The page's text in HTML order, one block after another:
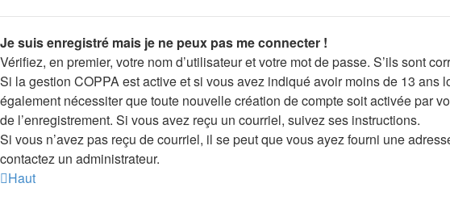
Je suis enregistré mais je ne peux pas me connecter !
Vérifiez, en premier, votre nom d’utilisateur et votre mot de passe. S’ils sont
Si la gestion COPPA est active et si vous avez indiqué avoir moins de 13
également nécessiter que toute nouvelle création de compte soit activée par
de l’enregistrement. Si vous avez reçu un courriel, suivez ses instructions.
Si vous n’avez pas reçu de courriel, il se peut que vous ayez fourni une
contactez un administrateur.
Haut